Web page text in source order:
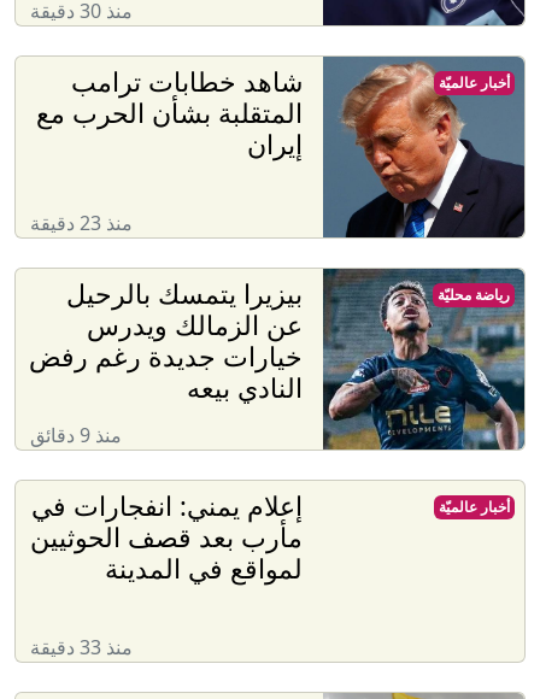
منذ 30 دقيقة
شاهد خطابات ترامب
المتقلبة بشأن الحرب مع
إيران
منذ 23 دقيقة
أخبار عالميّة
بيزيرا يتمسك بالرحيل
عن الزمالك ويدرس
خيارات جديدة رغم رفض
النادي بيعه
منذ 9 دقائق
رياضة محليّة
إعلام يمني: انفجارات في
مأرب بعد قصف الحوثيين
لمواقع في المدينة
منذ 33 دقيقة
أخبار عالميّة